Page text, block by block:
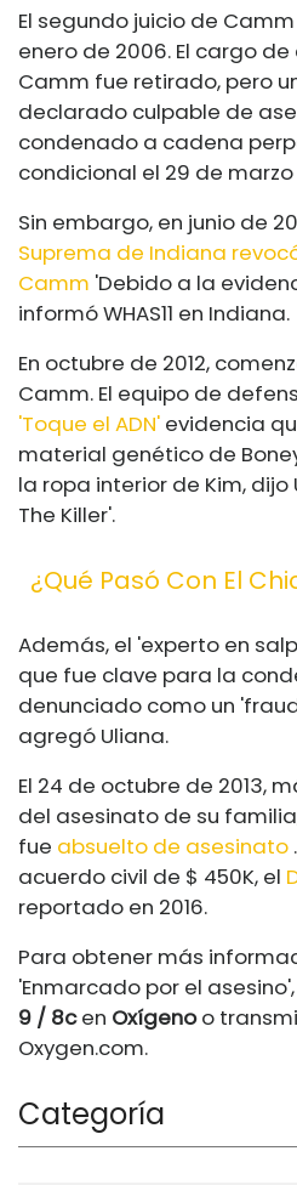
El segundo juicio de
enero de 2006. El cargo
Camm fue retirado, pero
declarado culpable de
condenado a cadena
condicional el 29 de
Sin embargo, en junio de
Suprema de Indiana
Camm 'Debido a la
informó WHAS11 en Indiana.
En octubre de 2012,
Camm. El equipo de
'Toque el ADN' evidencia
material genético de
la ropa interior de Kim, dijo
The Killer'.
¿Qué Pasó Con El
Además, el 'experto en
que fue clave para la
denunciado como un
agregó Uliana.
El 24 de octubre de 2013,
del asesinato de su
fue absuelto de asesinato
acuerdo civil de $ 450K, el
reportado en 2016.
Para obtener más
'Enmarcado por el
9 / 8cen Oxígenoo
Oxygen.com.
Categoría